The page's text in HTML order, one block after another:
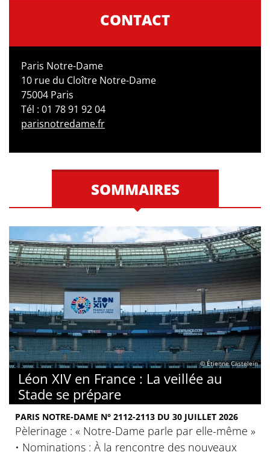
CONTACT
Paris Notre-Dame
10 rue du Cloître Notre-Dame
75004 Paris
Tél : 01 78 91 92 04
parisnotredame.fr
SOMMAIRES
© Étienne Castelein
Léon XIV en France : La veillée au
Stade se prépare
PARIS NOTRE-DAME N° 2112-2113 DU 30 JUILLET 2026
Pèlerinage : « Notre-Dame parle par elle-même »
• Nominations : À la rencontre des nouveaux